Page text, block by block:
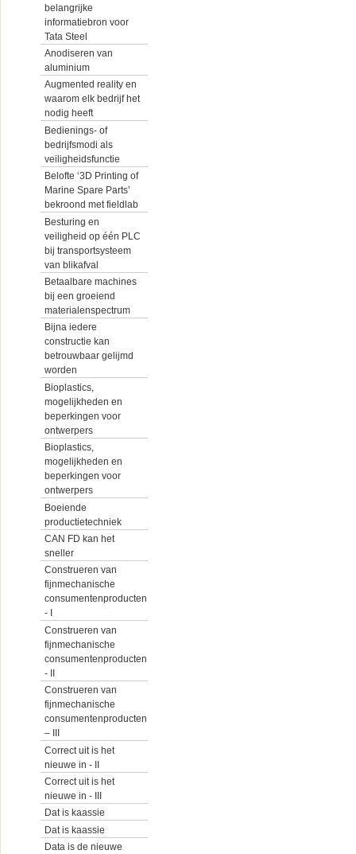
belangrijke
informatiebron voor
Tata Steel
Anodiseren van
aluminium
Augmented reality en
waarom elk bedrijf het
nodig heeft
Bedienings- of
bedrijfsmodi als
veiligheidsfunctie
Belofte ‘3D Printing of
Marine Spare Parts’
bekroond met fieldlab
Besturing en
veiligheid op één PLC
bij transportsysteem
van blikafval
Betaalbare machines
bij een groeiend
materialenspectrum
Bijna iedere
constructie kan
betrouwbaar gelijmd
worden
Bioplastics,
mogelijkheden en
beperkingen voor
ontwerpers
Bioplastics,
mogelijkheden en
beperkingen voor
ontwerpers
Boeiende
productietechniek
CAN FD kan het
sneller
Construeren van
fijnmechanische
consumentenproducten
- I
Construeren van
fijnmechanische
consumentenproducten
- II
Construeren van
fijnmechanische
consumentenproducten
– III
Correct uit is het
nieuwe in - II
Correct uit is het
nieuwe in - III
Dat is kaassie
Dat is kaassie
Data is de nieuwe